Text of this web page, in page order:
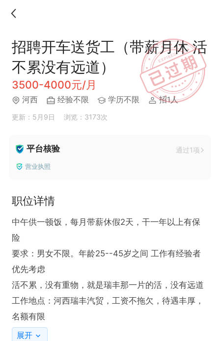
招聘开车送货工（带薪月休 活
不累没有远道）
3500-4000元/月
河西 经验不限 学历不限 招1人
更新：5月9日 浏览：3173次
平台核验 通过1项
营业执照
职位详情
中午供一顿饭，每月带薪休假2天，干一年以上有保
险
要求：男女不限。年龄25--45岁之间 工作有经验者
优先考虑
活不累，没有重物，就是瑞丰那一片的活，没有远道
工作地点：河西瑞丰汽贸，工资不拖欠，待遇丰厚，
名额有限
展开